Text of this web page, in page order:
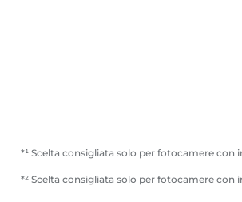
*¹ Scelta consigliata solo per fotocamere con
*² Scelta consigliata solo per fotocamere con